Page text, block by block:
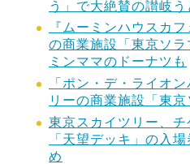
う」で大絶賛の讃岐う
『ムーミンハウスカ
の商業施設「東京ソ
ミンママのドーナツも
「ポン・デ・ライオ
リーの商業施設「東
東京スカイツリー、
「天望デッキ」の入
め